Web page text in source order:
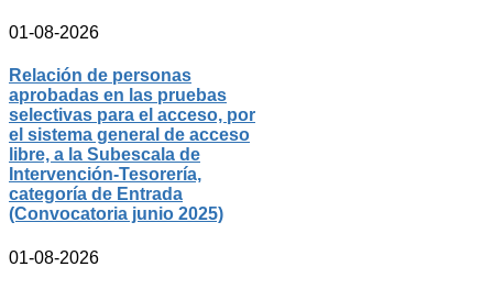
01-08-2026
Relación de personas
aprobadas en las pruebas
selectivas para el acceso, por
el sistema general de acceso
libre, a la Subescala de
Intervención-Tesorería,
categoría de Entrada
(Convocatoria junio 2025)
01-08-2026